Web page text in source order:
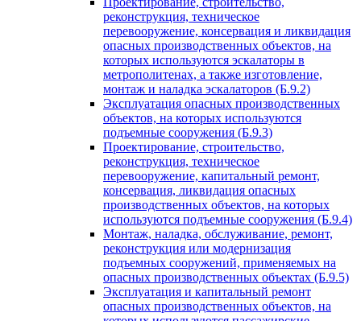
реконструкция, техническое
перевооружение, консервация и ликвидация
опасных производственных объектов, на
которых используются эскалаторы в
метрополитенах, а также изготовление,
монтаж и наладка эскалаторов (Б.9.2)
Эксплуатация опасных производственных
объектов, на которых используются
подъемные сооружения (Б.9.3)
Проектирование, строительство,
реконструкция, техническое
перевооружение, капитальный ремонт,
консервация, ликвидация опасных
производственных объектов, на которых
используются подъемные сооружения (Б.9.4)
Монтаж, наладка, обслуживание, ремонт,
реконструкция или модернизация
подъемных сооружений, применяемых на
опасных производственных объектах (Б.9.5)
Эксплуатация и капитальный ремонт
опасных производственных объектов, на